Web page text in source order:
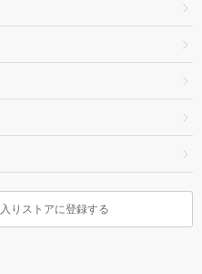
りストアに登録する